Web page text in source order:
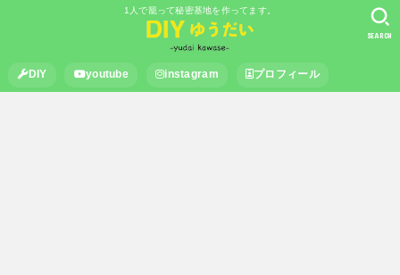
1人で籠って秘密基地を作ってます。
DIY youtube instagram プロフィール
SEARCH